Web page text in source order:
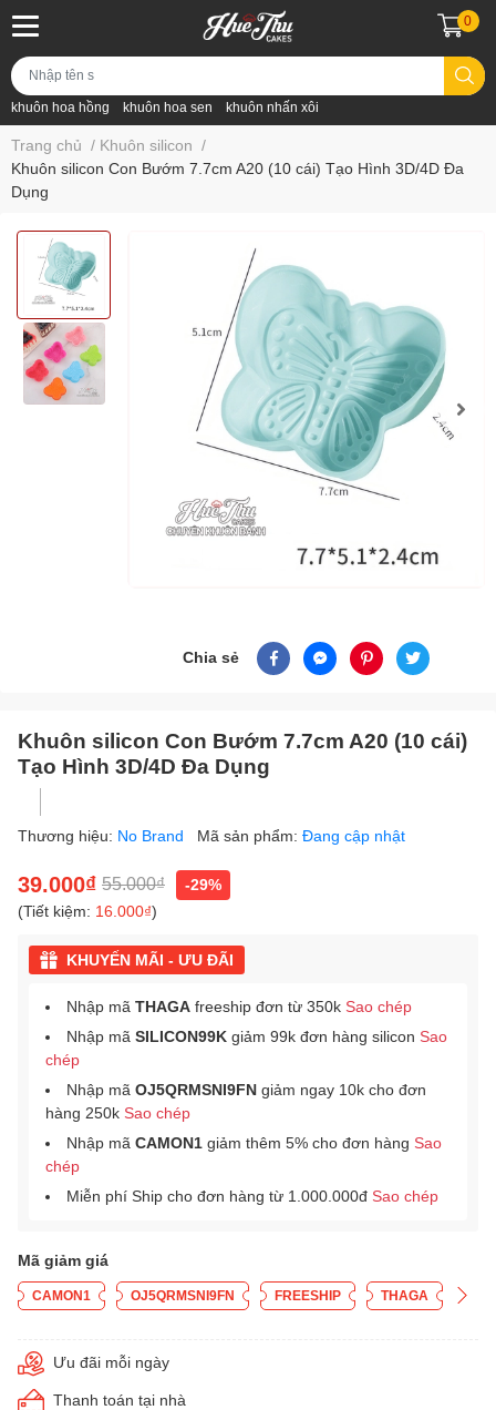
khuôn hoa hồng khuôn hoa sen khuôn nhấn xôi
0
Trang chủ / Khuôn silicon /
Khuôn silicon Con Bướm 7.7cm A20 (10 cái) Tạo Hình 3D/4D Đa
Dụng
Chia sẻ
Khuôn silicon Con Bướm 7.7cm A20 (10 cái)
Tạo Hình 3D/4D Đa Dụng
Thương hiệu: No Brand Mã sản phẩm: Đang cập nhật
39.000₫ 55.000₫
-29%
(Tiết kiệm: 16.000₫)
KHUYẾN MÃI - ƯU ĐÃI
Nhập mã THAGA freeship đơn từ 350k Sao chép
Nhập mã SILICON99K giảm 99k đơn hàng silicon Sao
chép
Nhập mã OJ5QRMSNI9FN giảm ngay 10k cho đơn
hàng 250k Sao chép
Nhập mã CAMON1 giảm thêm 5% cho đơn hàng Sao
chép
Miễn phí Ship cho đơn hàng từ 1.000.000đ Sao chép
Mã giảm giá
CAMON1 OJ5QRMSNI9FN FREESHIP THAGA
Ưu đãi mỗi ngày
Thanh toán tại nhà